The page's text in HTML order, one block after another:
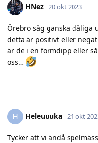
HNez 20 okt 2023
Örebro såg ganska dåliga
detta är positivt eller
är de i en formdipp eller
oss…
H Heleuuuka 21 okt
Tycker att vi ändå